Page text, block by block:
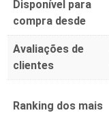
Disponível para
compra desde
Avaliações de
clientes
Ranking dos mais